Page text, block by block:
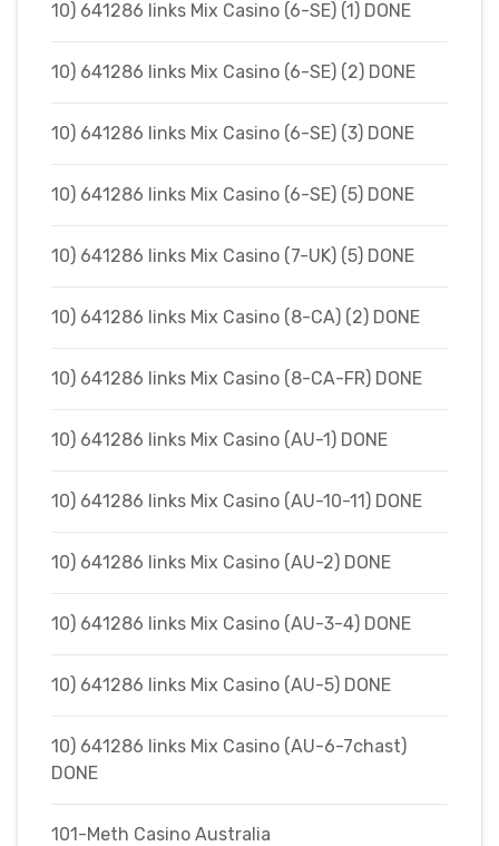
10) 641286 links Mix Casino (6-SE) (1) DONE
10) 641286 links Mix Casino (6-SE) (2) DONE
10) 641286 links Mix Casino (6-SE) (3) DONE
10) 641286 links Mix Casino (6-SE) (5) DONE
10) 641286 links Mix Casino (7-UK) (5) DONE
10) 641286 links Mix Casino (8-CA) (2) DONE
10) 641286 links Mix Casino (8-CA-FR) DONE
10) 641286 links Mix Casino (AU-1) DONE
10) 641286 links Mix Casino (AU-10-11) DONE
10) 641286 links Mix Casino (AU-2) DONE
10) 641286 links Mix Casino (AU-3-4) DONE
10) 641286 links Mix Casino (AU-5) DONE
10) 641286 links Mix Casino (AU-6-7chast)
DONE
101-Meth Casino Australia